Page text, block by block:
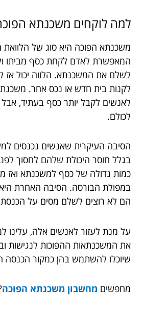
למה לוקחים משכנתא
משכנתא הפוכה היא סוג של הלוואת
המאפשרת לאדם לקחת כסף מביתו
לשלם את המשכנתא. הלווה יכול
לקנות בית חדש או נכס אחר.
לאנשים לקבל יותר כסף בעתיד, אבל
לכולם.
הסיבה העיקרית שאנשים נכנסים
בגלל חוסר היכולת שלהם לחסוך
כמות גדולה של כסף למשכנתא ואז
במפולת הבורסה. הסיבה האחרת
הם לא רוצים לשלם מסים על
על מנת לעזור לאנשים אלה, עלינו
את המשכנתאות ההפוכות לנגישות
שיוכלו להשתמש בהן כמקור הכנסה
מחפשים מחשבון משכנתא הפוכה